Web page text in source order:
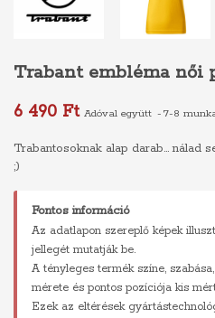
Trabant embléma női
6 490 Ft Adóval együtt 7-8
Trabantosoknak alap darab... nálad
;)
Fontos információ
Az adatlapon szereplő képek
jellegét mutatják be.
A tényleges termék színe,
mérete és pontos pozíciója kis
Ezek az eltérések